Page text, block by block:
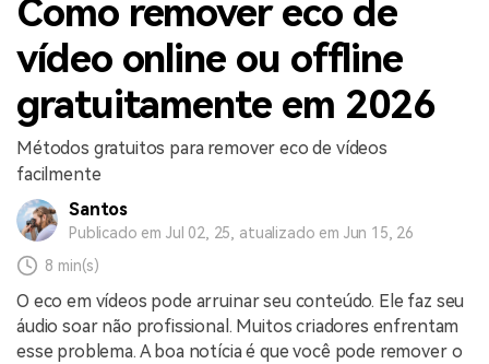
Como remover eco de
vídeo online ou offline
gratuitamente em 2026
Métodos gratuitos para remover eco de vídeos
facilmente
Santos
Publicado em Jul 02, 25, atualizado em Jun 15, 26
8 min(s)
O eco em vídeos pode arruinar seu conteúdo. Ele faz seu
áudio soar não profissional. Muitos criadores enfrentam
esse problema. A boa notícia é que você pode remover o